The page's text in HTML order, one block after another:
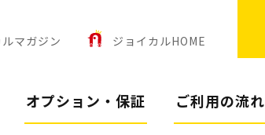
マガジン ジョイカルHOME
オプション・保証 ご利用の流れ